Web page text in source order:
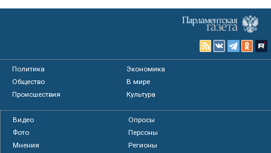
Политика
Экономика
Общество
В мире
Происшествия
Культура
Видео
Опросы
Фото
Персоны
Мнения
Регионы